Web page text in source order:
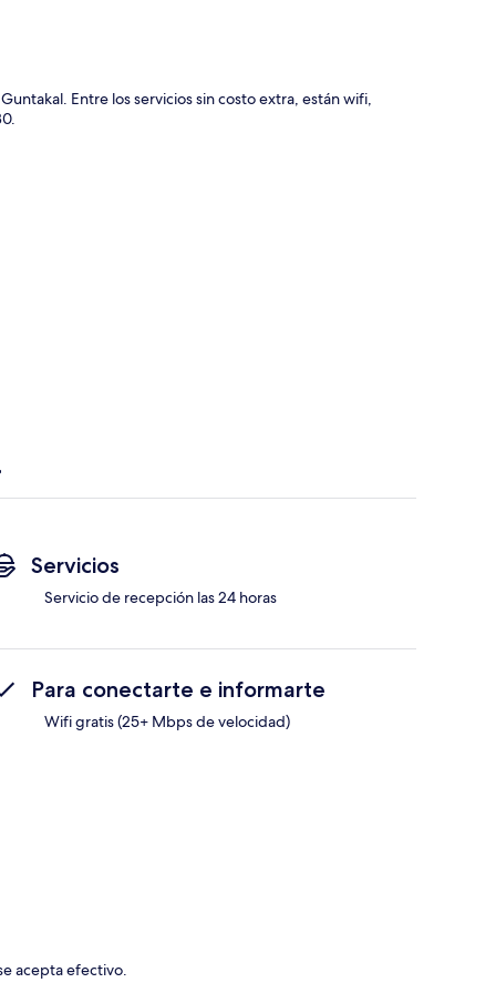
Entre los servicios sin costo extra, están wifi,
Servicios
Servicio de recepción las 24 horas
Para conectarte e informarte
Wifi gratis (25+ Mbps de velocidad)
acepta efectivo.